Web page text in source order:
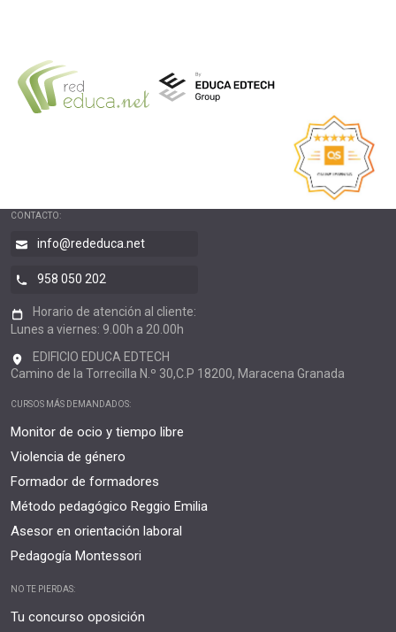
CONTACTO:
info@rededuca.net
958 050 202
Horario de atención al cliente:
Lunes a viernes: 9.00h a 20.00h
EDIFICIO EDUCA EDTECH
Camino de la Torrecilla N.º 30,C.P 18200, Maracena Granada
CURSOS MÁS DEMANDADOS:
Monitor de ocio y tiempo libre
Violencia de género
Formador de formadores
Método pedagógico Reggio Emilia
Asesor en orientación laboral
Pedagogía Montessori
NO TE PIERDAS:
Tu concurso oposición